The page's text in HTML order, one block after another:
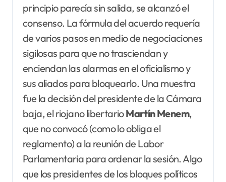
principio parecía sin salida, se alcanzó el
consenso. La fórmula del acuerdo requería
de varios pasos en medio de negociaciones
sigilosas para que no trasciendan y
enciendan las alarmas en el oficialismo y
sus aliados para bloquearlo. Una muestra
fue la decisión del presidente de la Cámara
baja, el riojano libertarioMartín Menem,
que no convocó (como lo obliga el
reglamento) a la reunión de Labor
Parlamentaria para ordenar la sesión. Algo
que los presidentes de los bloques políticos